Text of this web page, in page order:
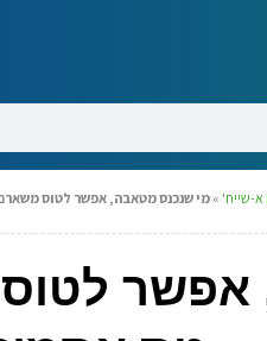
שייח' »מי שנכנס מטאבה, אפשר לטוס